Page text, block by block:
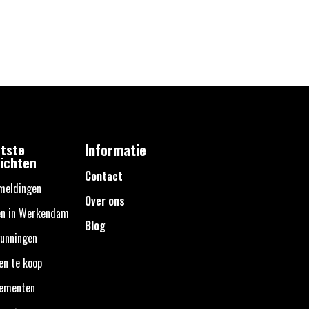
in Werkendam
te koop
Informatie
Contact
Over ons
Blog